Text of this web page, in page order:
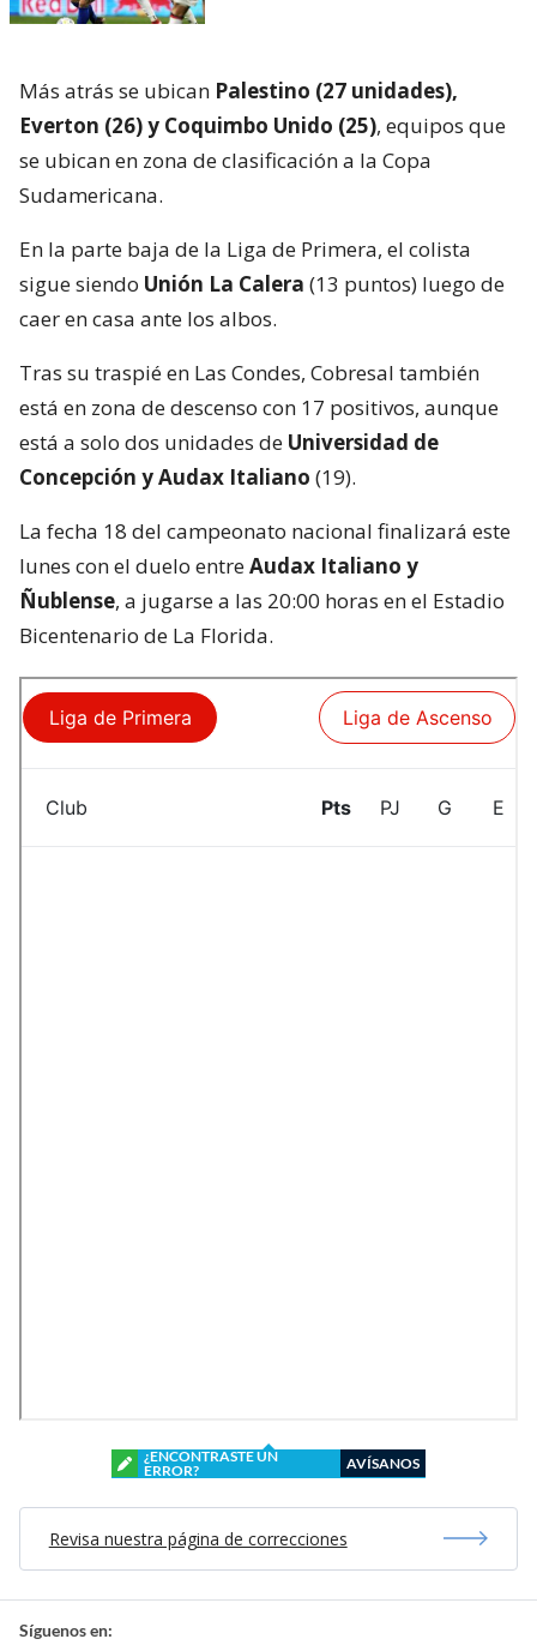
Más atrás se ubican Palestino (27 unidades),
Everton (26) y Coquimbo Unido (25), equipos que
se ubican en zona de clasificación a la Copa
Sudamericana.
En la parte baja de la Liga de Primera, el colista
sigue siendo Unión La Calera (13 puntos) luego de
caer en casa ante los albos.
Tras su traspié en Las Condes, Cobresal también
está en zona de descenso con 17 positivos, aunque
está a solo dos unidades de Universidad de
Concepción y Audax Italiano (19).
La fecha 18 del campeonato nacional finalizará este
lunes con el duelo entreAudax Italiano y
Ñublense, a jugarse a las 20:00 horas en el Estadio
Bicentenario de La Florida.
¿ENCONTRASTE UN
ERROR?
AVÍSANOS
Revisa nuestra página de correcciones
Síguenos en: